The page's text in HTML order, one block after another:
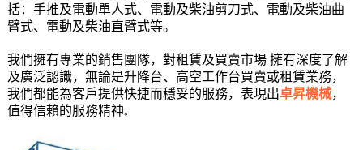
括：手推及電動單人式、電動及柴油剪刀式、電動及柴油曲
臂式、電動及柴油直臂式等。
我們擁有專業的銷售團隊，對租賃及買賣市場 擁有深度了解
及廣泛認識，無論是升降台、高空工作台買賣或租賃業務，
我們都能為客戶提供快捷而穩妥的服務，表現出卓昇機械，
值得信賴的服務精神。